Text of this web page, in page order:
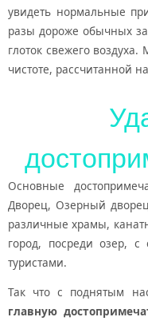
увидеть нормальные
разы дороже обычных
глоток свежего
чистоте, рассчитанной
Основные
Дворец, Озерный
различные храмы,
город, посреди озер,
туристами.
Так что с поднятым
главную